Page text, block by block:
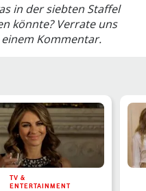
in der siebten Staffel
könnte? Verrate uns
Kommentar.
TV &
ENTERTAINMENT